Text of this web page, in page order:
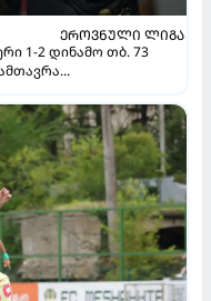
ᲔᲠᲝᲕᲜᲣᲚᲘ ᲚᲘᲒᲐ
1-2 დინამო თბ. 73